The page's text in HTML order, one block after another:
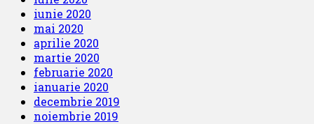
iunie 2020
mai 2020
aprilie 2020
martie 2020
februarie 2020
ianuarie 2020
decembrie 2019
noiembrie 2019